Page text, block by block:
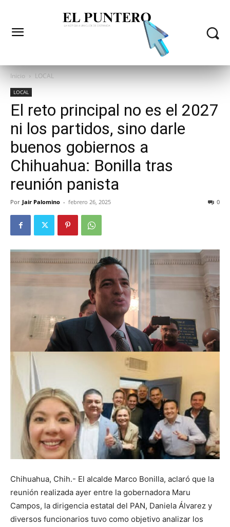
Inicio LOCAL
LOCAL
El reto principal no es el 2027
ni los partidos, sino darle
buenos gobiernos a
Chihuahua: Bonilla tras
reunión panista
Por Jair Palomino - febrero 26, 2025 0
Chihuahua, Chih.- El alcalde Marco Bonilla, aclaró que la
reunión realizada ayer entre la gobernadora Maru
Campos, la dirigencia estatal del PAN, Daniela Álvarez y
diversos funcionarios tuvo como objetivo analizar los